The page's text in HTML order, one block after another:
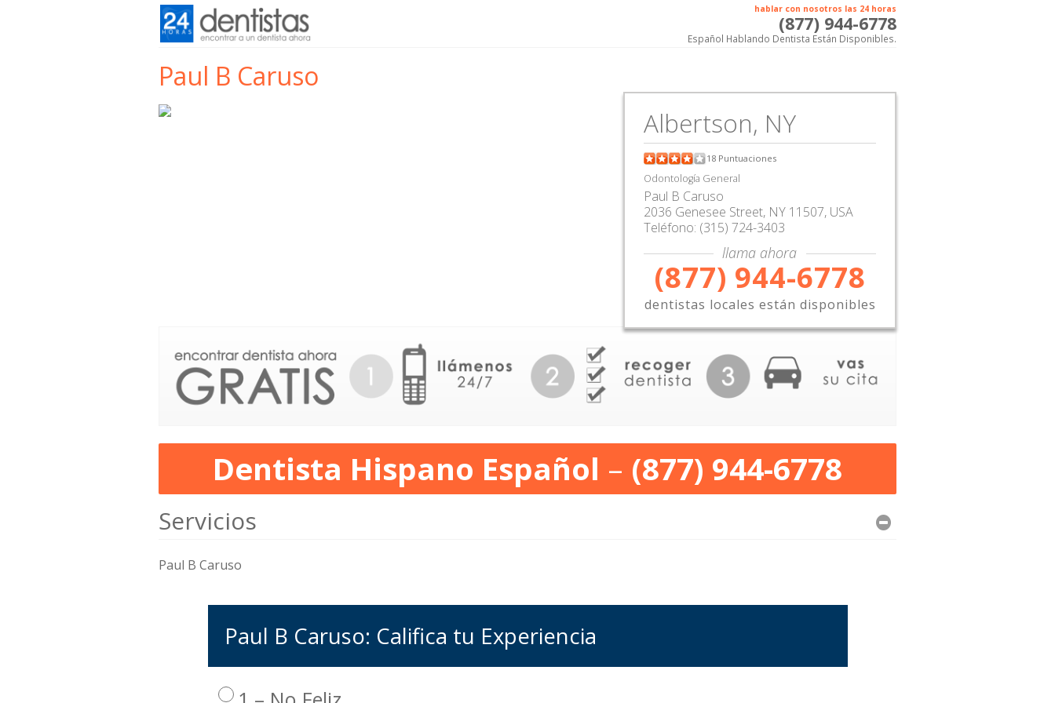
hablar con nosotros las 24 horas
(877) 944-6778
Español Hablando Dentista Están Disponibles.
Paul B Caruso
Albertson, NY
18 Puntuaciones
Odontología General
Paul B Caruso
2036 Genesee Street, NY 11507, USA
Teléfono: (315) 724-3403
llama ahora
(877) 944-6778
dentistas locales están disponibles
Dentista Hispano Español – (877) 944-6778
Servicios
Paul B Caruso
Paul B Caruso: Califica tu Experiencia